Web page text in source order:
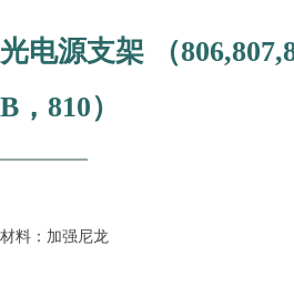
光电源支架 （
B，810）
材料：加强尼龙